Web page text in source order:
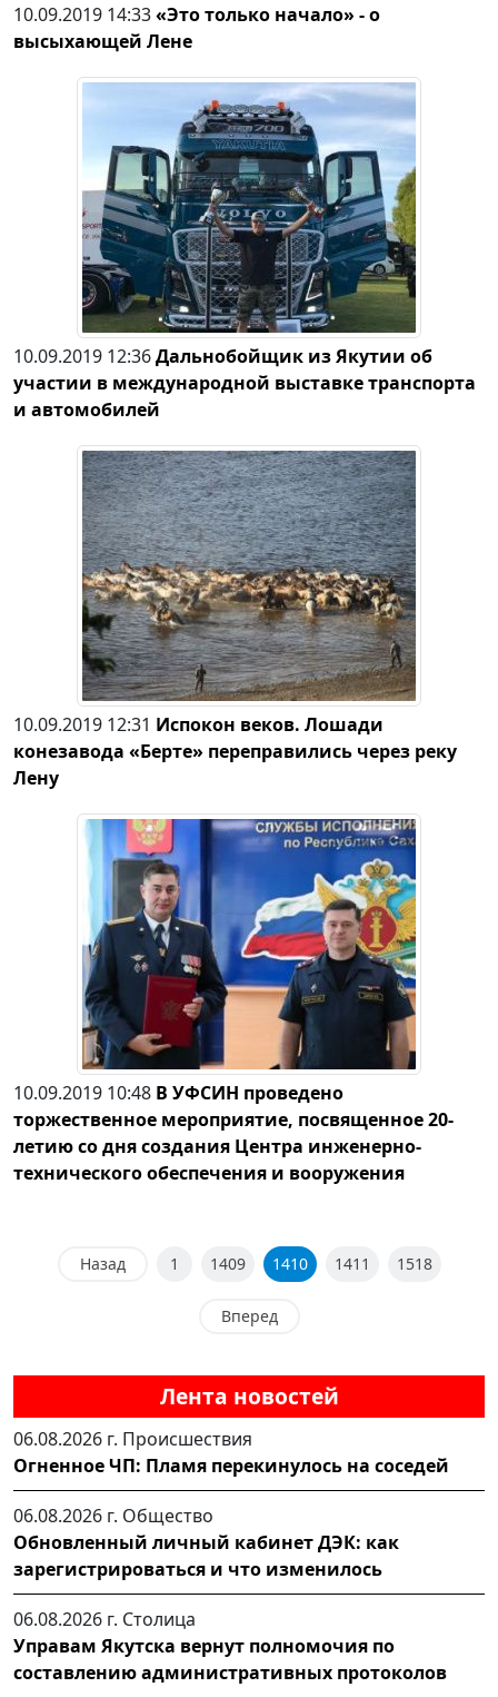
Лента новостей
06.08.2026 г. Происшествия
Огненное ЧП: Пламя перекинулось на соседей
06.08.2026 г. Общество
Обновленный личный кабинет ДЭК: как
зарегистрироваться и что изменилось
06.08.2026 г. Столица
Управам Якутска вернут полномочия по
составлению административных протоколов
10.09.2019 14:33«Это только начало» - о
высыхающей Лене
10.09.2019 12:36Дальнобойщик из Якутии об
участии в международной выставке транспорта
и автомобилей
10.09.2019 12:31 Испокон веков. Лошади
конезавода «Берте» переправились через реку
Лену
10.09.2019 10:48 В УФСИН проведено
торжественное мероприятие, посвященное 20-
летию со дня создания Центра инженерно-
технического обеспечения и вооружения
Назад 1 1409 1410 1411 1518
Вперед